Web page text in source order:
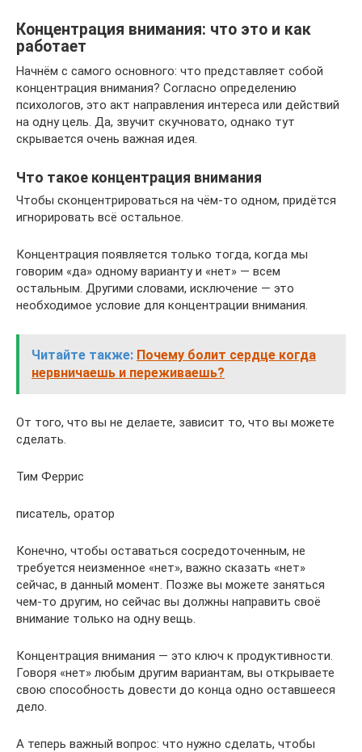
Концентрация внимания: что это и как
работает
Начнём с самого основного: что представляет собой
концентрация внимания? Согласно определению
психологов, это акт направления интереса или действий
на одну цель. Да, звучит скучновато, однако тут
скрывается очень важная идея.
Что такое концентрация внимания
Чтобы сконцентрироваться на чём-то одном, придётся
игнорировать всё остальное.
Концентрация появляется только тогда, когда мы
говорим «да» одному варианту и «нет» — всем
остальным. Другими словами, исключение — это
необходимое условие для концентрации внимания.
Читайте также: Почему болит сердце когда
нервничаешь и переживаешь?
От того, что вы не делаете, зависит то, что вы можете
сделать.
Тим Феррис
писатель, оратор
Конечно, чтобы оставаться сосредоточенным, не
требуется неизменное «нет», важно сказать «нет»
сейчас, в данный момент. Позже вы можете заняться
чем-то другим, но сейчас вы должны направить своё
внимание только на одну вещь.
Концентрация внимания — это ключ к продуктивности.
Говоря «нет» любым другим вариантам, вы открываете
свою способность довести до конца одно оставшееся
дело.
А теперь важный вопрос: что нужно сделать, чтобы